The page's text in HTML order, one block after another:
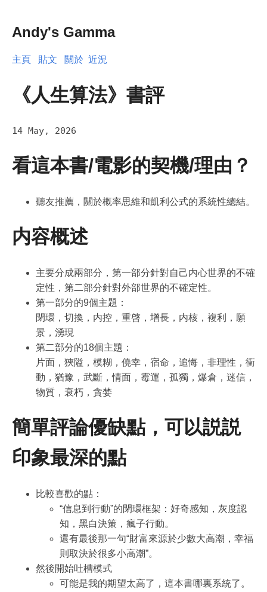
Andy's Gamma
主頁 貼文 關於 近況
《人生算法》書評
14 May, 2026
看這本書/電影的契機/理由？
聽友推薦，關於概率思維和凱利公式的系統性總結。
内容概述
主要分成兩部分，第一部分針對自己内心世界的不確
定性，第二部分針對外部世界的不確定性。
第一部分的9個主題：
閉環，切換，内控，重啓，增長，内核，複利，願
景，湧現
第二部分的18個主題：
片面，狹隘，模糊，僥幸，宿命，追悔，非理性，衝
動，猶豫，武斷，情面，霉運，孤獨，爆倉，迷信，
物質，衰朽，貪婪
簡單評論優缺點，可以説説
印象最深的點
比較喜歡的點：
“信息到行動”的閉環框架：好奇感知，灰度認
知，黑白決策，瘋子行動。
還有最後那一句“財富來源於少數大高潮，幸福
則取決於很多小高潮”。
然後開始吐槽模式
可能是我的期望太高了，這本書哪裏系統了。